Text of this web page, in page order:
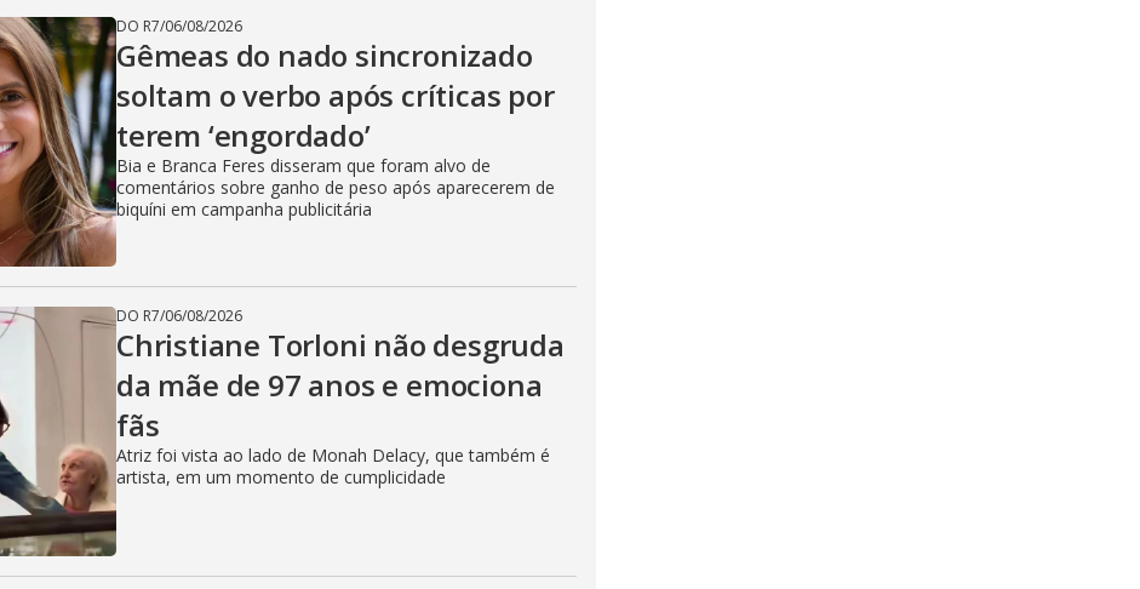
DO R7/06/08/2026
Gêmeas do nado sincronizado
soltam o verbo após críticas por
terem ‘engordado’
Bia e Branca Feres disseram que foram alvo de
comentários sobre ganho de peso após aparecerem de
biquíni em campanha publicitária
DO R7/06/08/2026
Christiane Torloni não desgruda
da mãe de 97 anos e emociona
fãs
Atriz foi vista ao lado de Monah Delacy, que também é
artista, em um momento de cumplicidade